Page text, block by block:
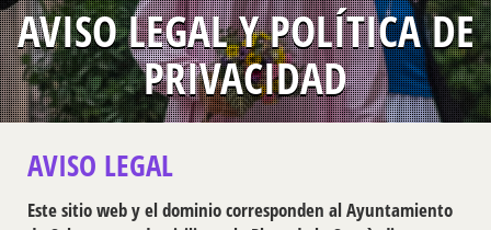
AVISO LEGAL Y POLÍTICA DE
PRIVACIDAD
AVISO LEGAL
Este sitio web y el dominio corresponden al Ayuntamiento